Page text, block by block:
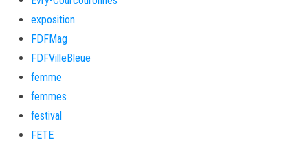
exposition
FDFMag
FDFVilleBleue
femme
femmes
festival
FETE